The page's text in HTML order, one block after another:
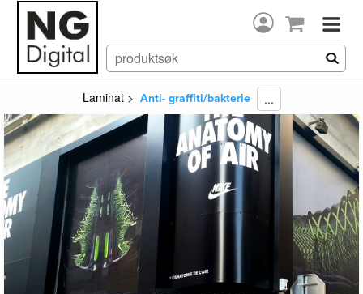
Laminat> Anti- graffiti/bakterie ...